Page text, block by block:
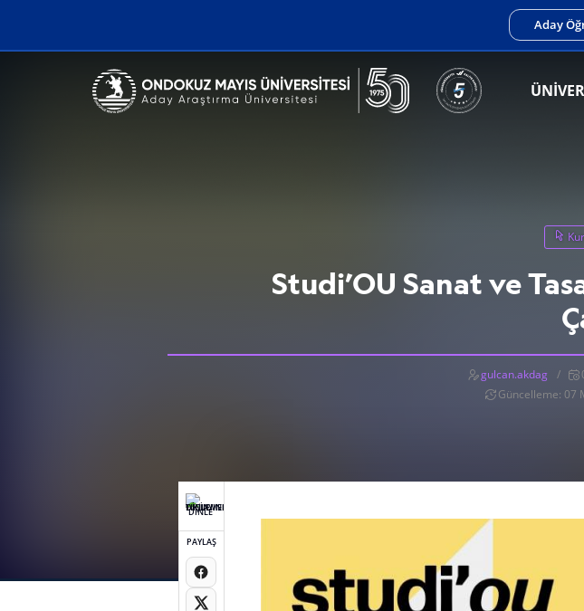
Aday
Studi’OU Sanat ve
gulcan.akdag
Güncelleme: 07
PAYLAŞ
DİNLE